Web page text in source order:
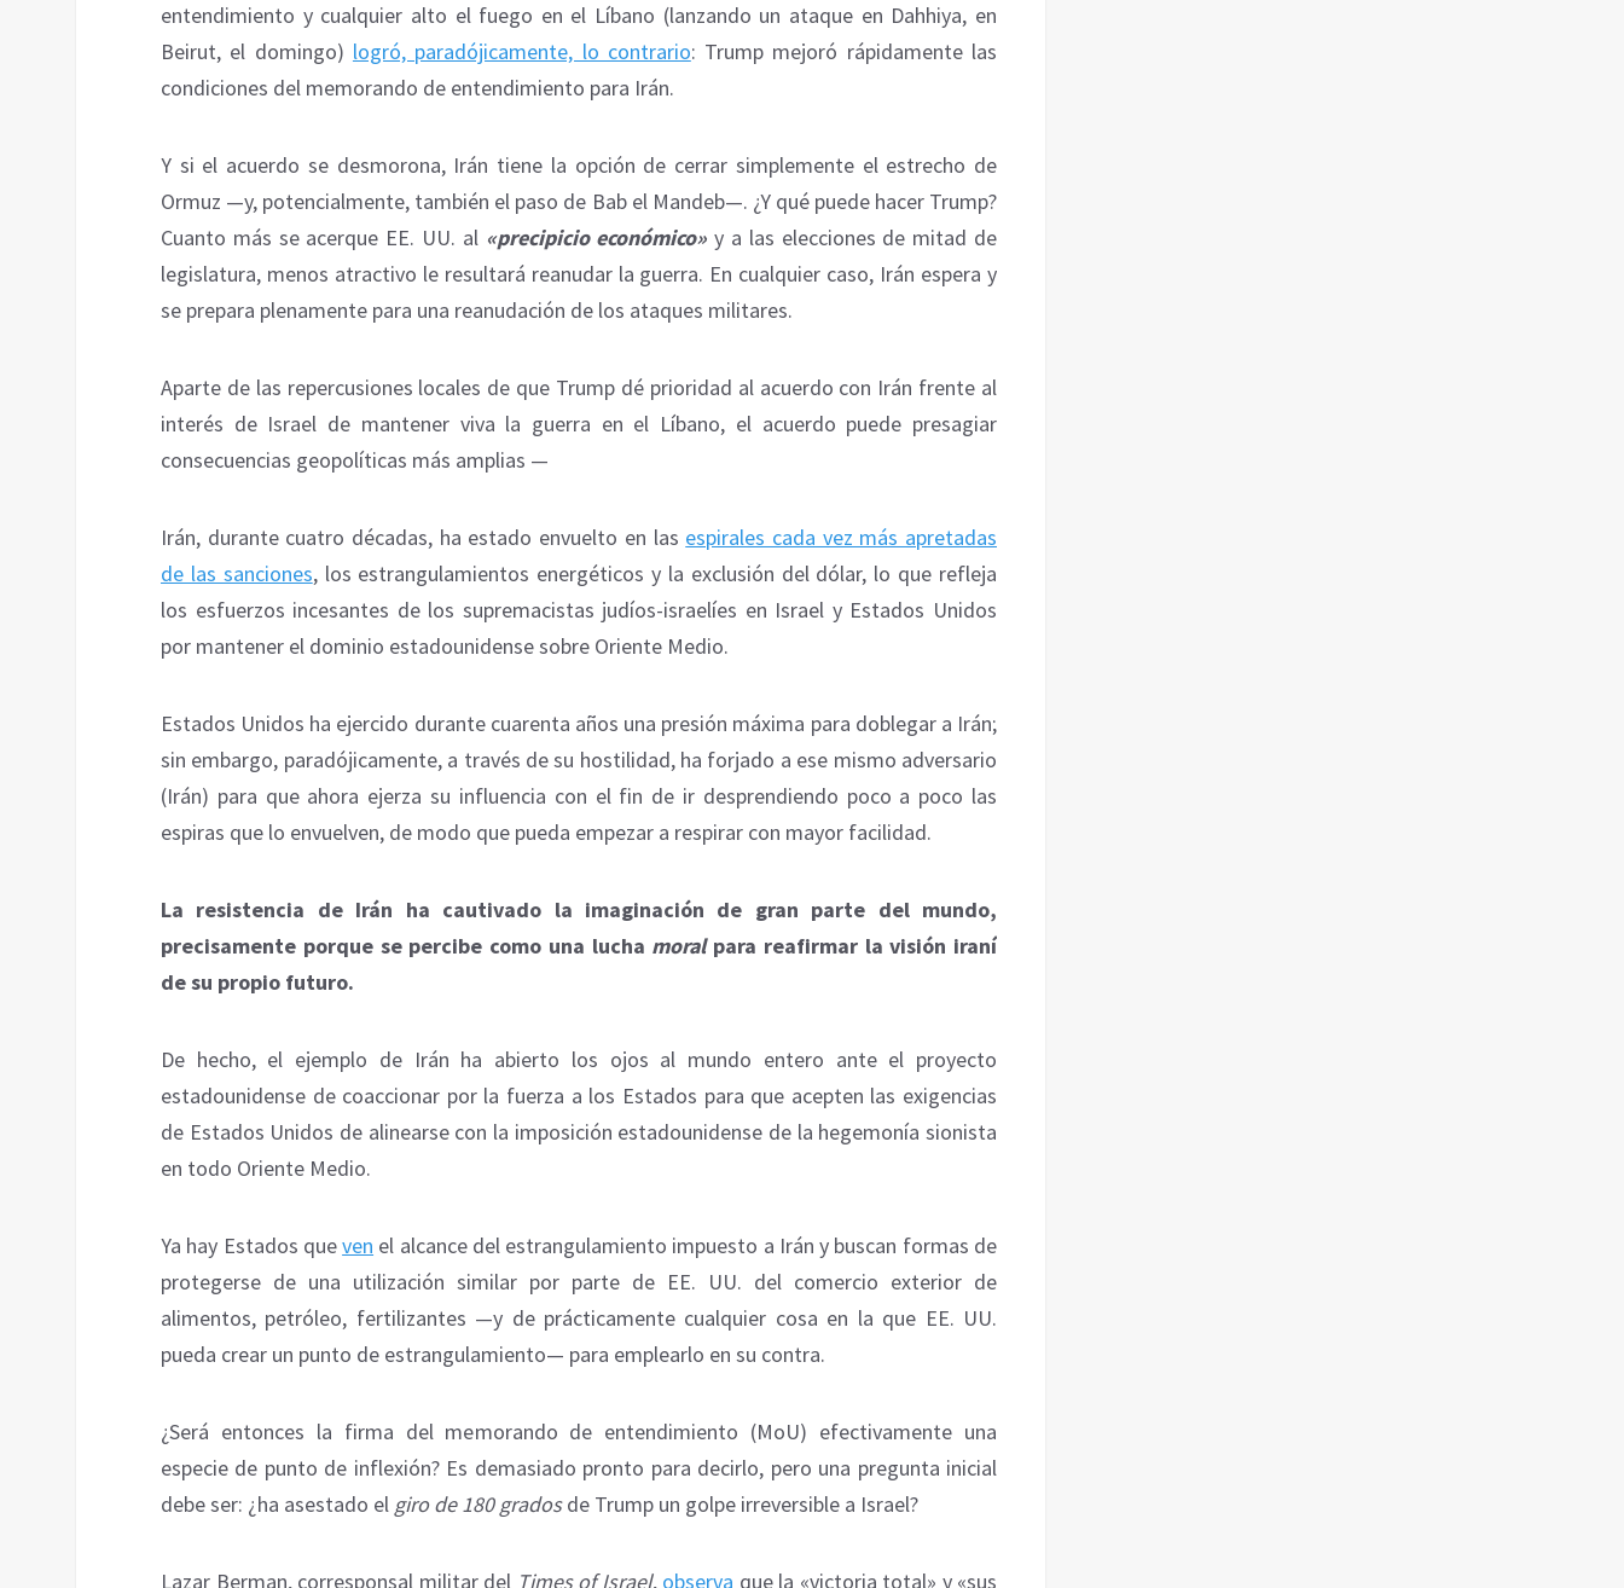
entendimiento y cualquier alto el fuego en el Líbano (lanzando un ataque en Dahhiya, en
Beirut, el domingo) logró, paradójicamente, lo contrario: Trump mejoró rápidamente las
condiciones del memorando de entendimiento para Irán.
Y si el acuerdo se desmorona, Irán tiene la opción de cerrar simplemente el estrecho de
Ormuz —y, potencialmente, también el paso de Bab el Mandeb—. ¿Y qué puede hacer Trump?
Cuanto más se acerque EE. UU. al «precipicio económico» y a las elecciones de mitad de
legislatura, menos atractivo le resultará reanudar la guerra. En cualquier caso, Irán espera y
se prepara plenamente para una reanudación de los ataques militares.
Aparte de las repercusiones locales de que Trump dé prioridad al acuerdo con Irán frente al
interés de Israel de mantener viva la guerra en el Líbano, el acuerdo puede presagiar
consecuencias geopolíticas más amplias —
Irán, durante cuatro décadas, ha estado envuelto en las espirales cada vez más apretadas
de las sanciones, los estrangulamientos energéticos y la exclusión del dólar, lo que refleja
los esfuerzos incesantes de los supremacistas judíos-israelíes en Israel y Estados Unidos
por mantener el dominio estadounidense sobre Oriente Medio.
Estados Unidos ha ejercido durante cuarenta años una presión máxima para doblegar a Irán;
sin embargo, paradójicamente, a través de su hostilidad, ha forjado a ese mismo adversario
(Irán) para que ahora ejerza su influencia con el fin de ir desprendiendo poco a poco las
espiras que lo envuelven, de modo que pueda empezar a respirar con mayor facilidad.
La resistencia de Irán ha cautivado la imaginación de gran parte del mundo,
precisamente porque se percibe como una lucha moralpara reafirmar la visión iraní
de su propio futuro.
De hecho, el ejemplo de Irán ha abierto los ojos al mundo entero ante el proyecto
estadounidense de coaccionar por la fuerza a los Estados para que acepten las exigencias
de Estados Unidos de alinearse con la imposición estadounidense de la hegemonía sionista
en todo Oriente Medio.
Ya hay Estados queven el alcance del estrangulamiento impuesto a Irán y buscan formas de
protegerse de una utilización similar por parte de EE. UU. del comercio exterior de
alimentos, petróleo, fertilizantes —y de prácticamente cualquier cosa en la que EE. UU.
pueda crear un punto de estrangulamiento— para emplearlo en su contra.
¿Será entonces la firma del memorando de entendimiento (MoU) efectivamente una
especie de punto de inflexión? Es demasiado pronto para decirlo, pero una pregunta inicial
debe ser: ¿ha asestado el giro de 180 gradosde Trump un golpe irreversible a Israel?
Lazar Berman, corresponsal militar del Times of Israel, observa que la «victoria total» y «sus